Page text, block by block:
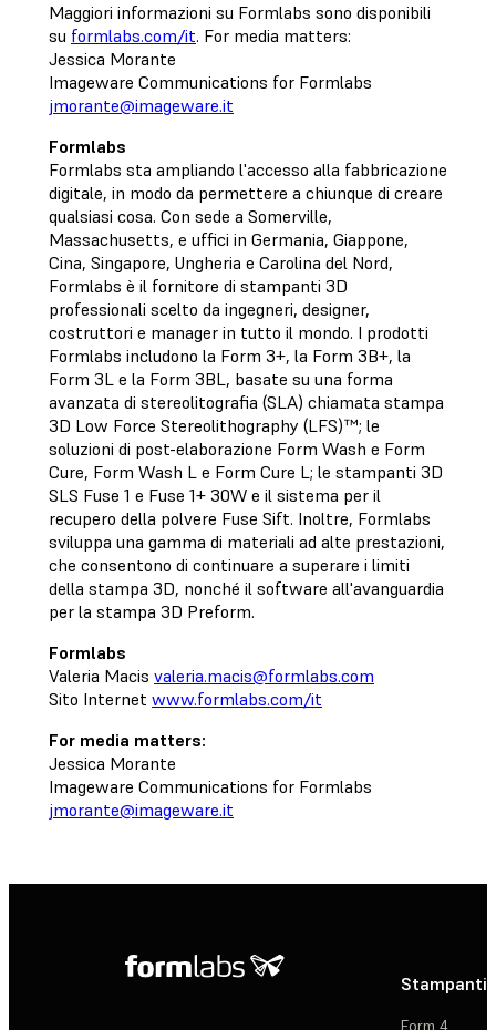
Maggiori informazioni su Formlabs sono disponibili
su formlabs.com/it. For media matters:
Jessica Morante
Imageware Communications for Formlabs
jmorante@imageware.it
Formlabs
Formlabs sta ampliando l'accesso alla fabbricazione
digitale, in modo da permettere a chiunque di creare
qualsiasi cosa. Con sede a Somerville,
Massachusetts, e uffici in Germania, Giappone,
Cina, Singapore, Ungheria e Carolina del Nord,
Formlabs è il fornitore di stampanti 3D
professionali scelto da ingegneri, designer,
costruttori e manager in tutto il mondo. I prodotti
Formlabs includono la Form 3+, la Form 3B+, la
Form 3L e la Form 3BL, basate su una forma
avanzata di stereolitografia (SLA) chiamata stampa
3D Low Force Stereolithography (LFS)™; le
soluzioni di post-elaborazione Form Wash e Form
Cure, Form Wash L e Form Cure L; le stampanti 3D
SLS Fuse 1 e Fuse 1+ 30W e il sistema per il
recupero della polvere Fuse Sift. Inoltre, Formlabs
sviluppa una gamma di materiali ad alte prestazioni,
che consentono di continuare a superare i limiti
della stampa 3D, nonché il software all'avanguardia
per la stampa 3D Preform.
Formlabs
Valeria Macis valeria.macis@formlabs.com
Sito Internet www.formlabs.com/it
For media matters:
Jessica Morante
Imageware Communications for Formlabs
jmorante@imageware.it
Stampanti
Form 4